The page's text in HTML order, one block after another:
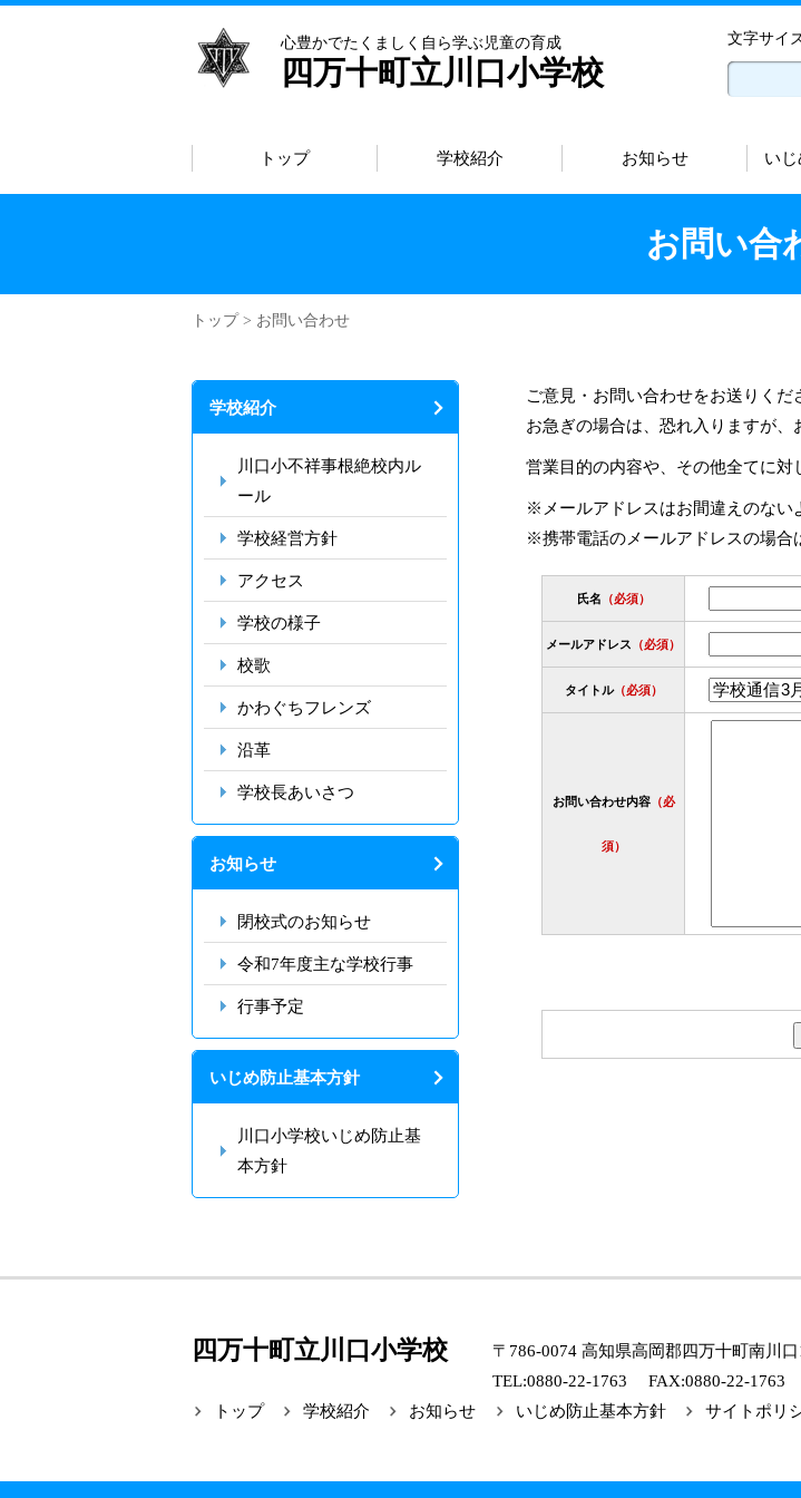
心豊かでたくましく自ら学ぶ児童の育成
四万十町立川口小学校
文字サイ
トップ 学校紹介 お知らせ い
お問い合
トップ> お問い合わせ
ご意見・お問い合わせをお送りくだ
お急ぎの場合は、恐れ入りますが、
営業目的の内容や、その他全てに対
※メールアドレスはお間違えのない
※携帯電話のメールアドレスの場合
氏名 （必須）
メールアドレス （必須）
タイトル（必須）
お問い合わせ内容（必
須）
学校紹介
川口小不祥事根絶校内ル
ール
学校経営方針
アクセス
学校の様子
校歌
かわぐちフレンズ
沿革
学校長あいさつ
お知らせ
閉校式のお知らせ
令和7年度主な学校行事
行事予定
いじめ防止基本方針
川口小学校いじめ防止基
本方針
四万十町立川口小学校
〒786-0074 高知県高岡郡四万十町南川
TEL:0880-22-1763 FAX:0880-22-1763
トップ
学校紹介 お知らせ いじめ防止基本方針 サイトポリ